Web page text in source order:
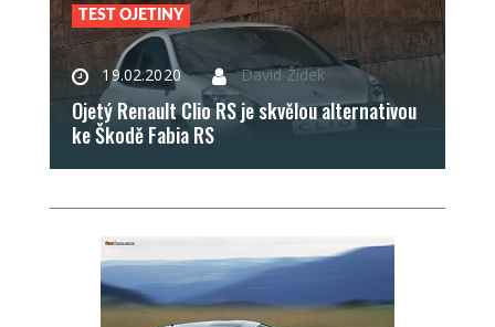
TEST OJETINY
19.02.2020 David Žídek
Ojetý Renault Clio RS je skvělou alternativou
ke Škodě Fabia RS